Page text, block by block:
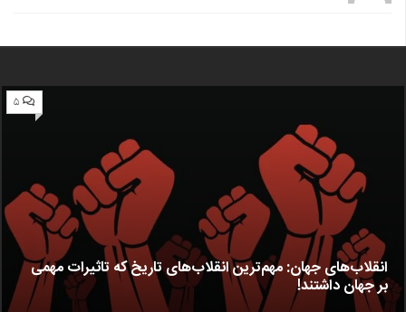
۵
انقلاب‌های جهان: مهم‌ترین انقلاب‌های تاریخ که تاثیرات مهمی
بر جهان داشتند!